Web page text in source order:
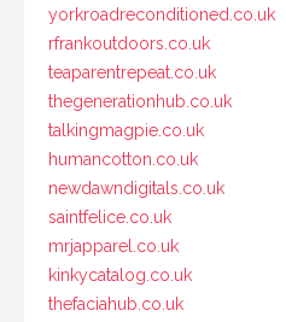
yorkroadreconditioned.co.uk
rfrankoutdoors.co.uk
teaparentrepeat.co.uk
thegenerationhub.co.uk
talkingmagpie.co.uk
humancotton.co.uk
newdawndigitals.co.uk
saintfelice.co.uk
mrjapparel.co.uk
kinkycatalog.co.uk
thefaciahub.co.uk